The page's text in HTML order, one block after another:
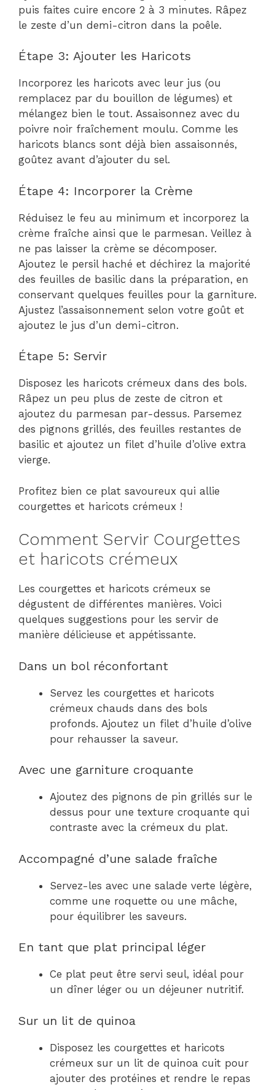
puis faites cuire encore 2 à 3 minutes. Râpez
le zeste d’un demi-citron dans la poêle.
Étape 3: Ajouter les Haricots
Incorporez les haricots avec leur jus (ou
remplacez par du bouillon de légumes) et
mélangez bien le tout. Assaisonnez avec du
poivre noir fraîchement moulu. Comme les
haricots blancs sont déjà bien assaisonnés,
goûtez avant d’ajouter du sel.
Étape 4: Incorporer la Crème
Réduisez le feu au minimum et incorporez la
crème fraîche ainsi que le parmesan. Veillez à
ne pas laisser la crème se décomposer.
Ajoutez le persil haché et déchirez la majorité
des feuilles de basilic dans la préparation, en
conservant quelques feuilles pour la garniture.
Ajustez l’assaisonnement selon votre goût et
ajoutez le jus d’un demi-citron.
Étape 5: Servir
Disposez les haricots crémeux dans des bols.
Râpez un peu plus de zeste de citron et
ajoutez du parmesan par-dessus. Parsemez
des pignons grillés, des feuilles restantes de
basilic et ajoutez un filet d’huile d’olive extra
vierge.
Profitez bien ce plat savoureux qui allie
courgettes et haricots crémeux !
Comment Servir Courgettes
et haricots crémeux
Les courgettes et haricots crémeux se
dégustent de différentes manières. Voici
quelques suggestions pour les servir de
manière délicieuse et appétissante.
Dans un bol réconfortant
Servez les courgettes et haricots
crémeux chauds dans des bols
profonds. Ajoutez un filet d’huile d’olive
pour rehausser la saveur.
Avec une garniture croquante
Ajoutez des pignons de pin grillés sur le
dessus pour une texture croquante qui
contraste avec la crémeux du plat.
Accompagné d’une salade fraîche
Servez-les avec une salade verte légère,
comme une roquette ou une mâche,
pour équilibrer les saveurs.
En tant que plat principal léger
Ce plat peut être servi seul, idéal pour
un dîner léger ou un déjeuner nutritif.
Sur un lit de quinoa
Disposez les courgettes et haricots
crémeux sur un lit de quinoa cuit pour
ajouter des protéines et rendre le repas